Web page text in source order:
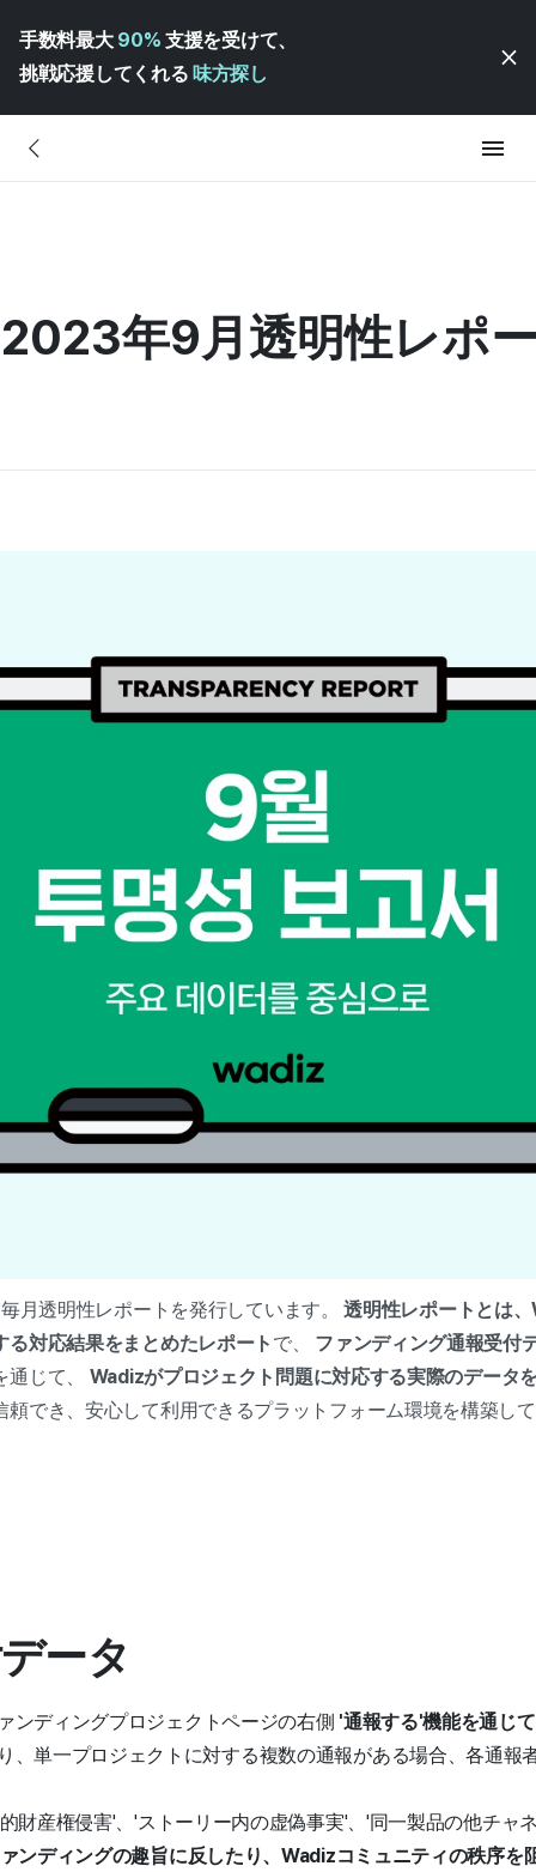
手数料最大 90% 支援を受けて、
挑戦応援してくれる 味方探し
年9月透明性レポ
月透明性レポートを発行しています。透明性レポートとは
対応結果をまとめたレポート で、 ファンディング通報受付
じて、 Wadizがプロジェクト問題に対応する実際のデータ
頼でき、安心して利用できるプラットフォーム環境を構築し
ータ
ンディングプロジェクトページの右側 '通報する'機能を通じ
、単一プロジェクトに対する複数の通報がある場合、各通報
財産権侵害'、'ストーリー内の虚偽事実'、'同一製品の他チャ
ンディングの趣旨に反したり、Wadizコミュニティの秩序を